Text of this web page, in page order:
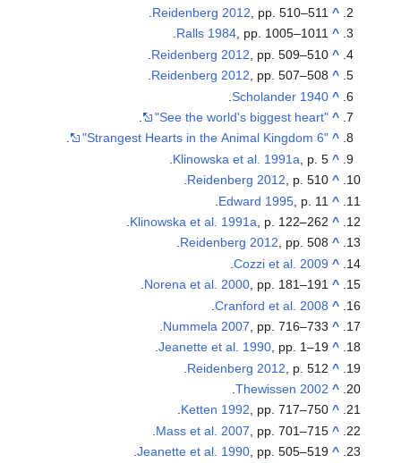
^
Reidenberg 2012 , pp. 510–511.
^
Ralls 1984, pp. 1005–1011.
^
Reidenberg 2012 , pp. 509–510.
^
Reidenberg 2012, pp. 507–508.
^
Scholander 1940
.
^
"See the world's biggest heart"
^
"6 Strangest Hearts in the Animal Kingdom"
.
^
Klinowska et al. 1991a , p. 5.
^
Reidenberg 2012 , p. 510.
^
Edward 1995 , p. 11.
^
Klinowska et al. 1991a , p. 122–262.
^
Reidenberg 2012, pp. 508.
^
Cozzi et al. 2009
.
^
Norena et al. 2000 , pp. 181–191.
^
Cranford et al. 2008
.
^
Nummela 2007 , pp. 716–733.
^
Jeanette et al. 1990, pp. 1–19.
^
Reidenberg 2012 , p. 512.
^
Thewissen 2002
.
^
Ketten 1992, pp. 717–750.
^
Mass et al. 2007 , pp. 701–715.
^
Jeanette et al. 1990, pp. 505–519.